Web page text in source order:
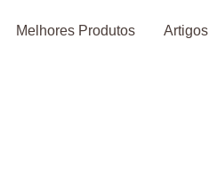
Melhores Produtos Artigos